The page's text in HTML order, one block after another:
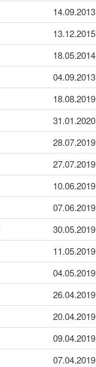
14.09.2013
13.12.2015
18.05.2014
04.09.2013
18.08.2019
31.01.2020
28.07.2019
27.07.2019
10.06.2019
07.06.2019
30.05.2019
11.05.2019
04.05.2019
26.04.2019
20.04.2019
09.04.2019
07.04.2019